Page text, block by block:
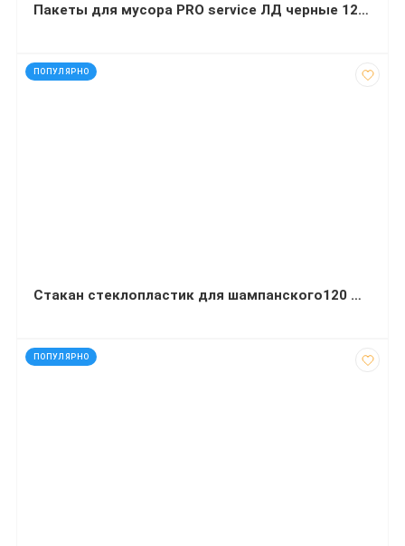
Пакеты для мусора PRO service ЛД черные 120 л 20 штук 70х109 сантиметров
ПОПУЛЯРНО
код: 30002
Стакан стеклопластик для шампанского120 мл 7 шт.
ПОПУЛЯРНО
код: 35087